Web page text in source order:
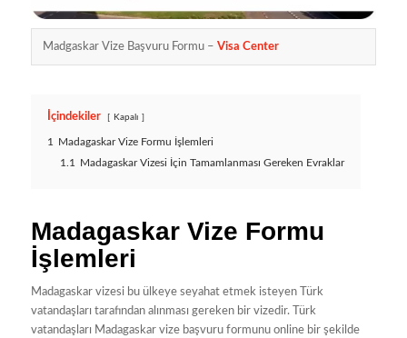
Madgaskar Vize Başvuru Formu – Visa Center
İçindekiler Kapalı
1 Madagaskar Vize Formu İşlemleri
1.1 Madagaskar Vizesi İçin Tamamlanması Gereken Evraklar
Madagaskar Vize Formu
İşlemleri
Madagaskar vizesi bu ülkeye seyahat etmek isteyen Türk
vatandaşları tarafından alınması gereken bir vizedir. Türk
vatandaşları Madagaskar vize başvuru formunu online bir şekilde